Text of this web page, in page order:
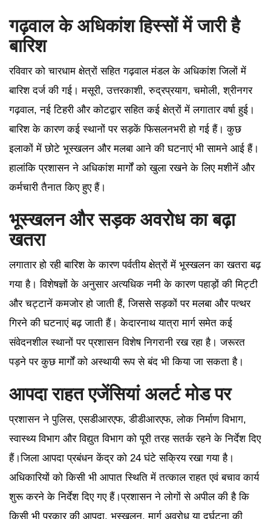
गढ़वाल के अधिकांश हिस्सों में जारी है
बारिश
रविवार को चारधाम क्षेत्रों सहित गढ़वाल मंडल के अधिकांश जिलों में
बारिश दर्ज की गई। मसूरी, उत्तरकाशी, रुद्रप्रयाग, चमोली, श्रीनगर
गढ़वाल, नई टिहरी और कोटद्वार सहित कई क्षेत्रों में लगातार वर्षा हुई।
बारिश के कारण कई स्थानों पर सड़कें फिसलनभरी हो गई हैं। कुछ
इलाकों में छोटे भूस्खलन और मलबा आने की घटनाएं भी सामने आई हैं।
हालांकि प्रशासन ने अधिकांश मार्गों को खुला रखने के लिए मशीनें और
कर्मचारी तैनात किए हुए हैं।
भूस्खलन और सड़क अवरोध का बढ़ा
खतरा
लगातार हो रही बारिश के कारण पर्वतीय क्षेत्रों में भूस्खलन का खतरा बढ़
गया है। विशेषज्ञों के अनुसार अत्यधिक नमी के कारण पहाड़ों की मिट्टी
और चट्टानें कमजोर हो जाती हैं, जिससे सड़कों पर मलबा और पत्थर
गिरने की घटनाएं बढ़ जाती हैं। केदारनाथ यात्रा मार्ग समेत कई
संवेदनशील स्थानों पर प्रशासन विशेष निगरानी रख रहा है। जरूरत
पड़ने पर कुछ मार्गों को अस्थायी रूप से बंद भी किया जा सकता है।
आपदा राहत एजेंसियां अलर्ट मोड पर
प्रशासन ने पुलिस, एसडीआरएफ, डीडीआरएफ, लोक निर्माण विभाग,
स्वास्थ्य विभाग और विद्युत विभाग को पूरी तरह सतर्क रहने के निर्देश दिए
हैं।जिला आपदा प्रबंधन केंद्र को 24 घंटे सक्रिय रखा गया है।
अधिकारियों को किसी भी आपात स्थिति में तत्काल राहत एवं बचाव कार्य
शुरू करने के निर्देश दिए गए हैं।प्रशासन ने लोगों से अपील की है कि
किसी भी प्रकार की आपदा, भूस्खलन, मार्ग अवरोध या दुर्घटना की